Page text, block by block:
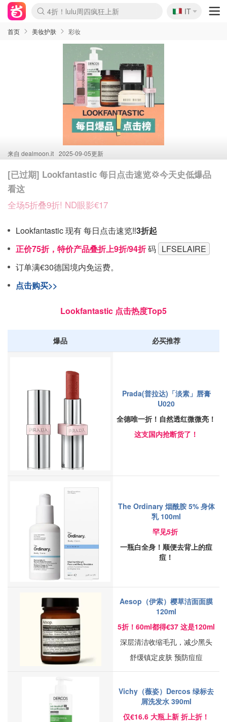
Boticinal 夏促开抢！
4折！lulu周四疯狂上新
速领！Stanley独家85折
Zalando 奥莱闪促！每日更新
🇮🇹
IT
首页 美妆护肤 彩妆
来自 dealmoon.it 2025-09-05更新
[已过期] Lookfantastic 每日点击速览💢今天史低爆品
看这
全场5折叠9折! ND眼影€17
Lookfantastic 现有 每日点击速览‼️3折起
正价75折，特价产品叠折上9折/94折码 LFSELAIRE
订单满€30德国境内免运费。
点击购买>>
Lookfantastic 点击热度Top5
爆品 必买推荐
Prada(普拉达)「淡素」唇膏
U020
全德唯一折！自然透红微微亮！
这支国内抢断货了！
The Ordinary 烟酰胺 5% 身体
乳 100ml
罕见5折
一瓶白全身！顺便去背上的痘
痘！
Aesop（伊索）樱草洁面面膜
120ml
5折！60ml都得€37 这是120ml
深层清洁收缩毛孔，减少黑头
舒缓镇定皮肤 预防痘痘
Vichy（薇姿）Dercos 绿标去
屑洗发水 390ml
仅€16.6 大瓶上新 折上折！